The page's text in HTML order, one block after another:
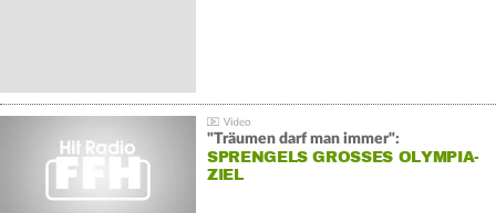
"Träumen darf man immer":
SPRENGELS GROSSES OLYMPIA-Z
IEL